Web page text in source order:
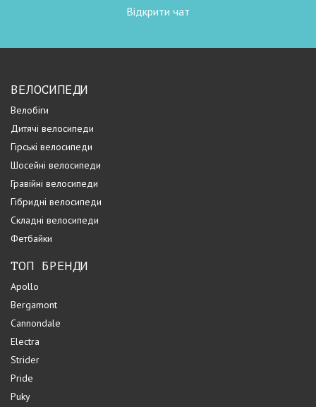
Відкрити чат
ВЕЛОСИПЕДИ
Велобіги
Дитячі велосипеди
Гірські велосипеди
Шосейні велосипеди
Гравійні велосипеди
Гібридні велосипеди
Складні велосипеди
Фетбайки
ТОП БРЕНДИ
Apollo
Bergamont
Cannondale
Electra
Strider
Pride
Puky